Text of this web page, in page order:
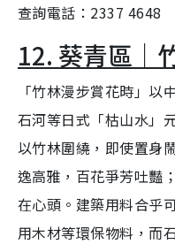
查詢電話：2337 4648
12. 葵青區｜
「竹林漫步賞花時」
石河等日式「枯山水」
以竹林圍繞，即使置身
逸高雅，百花爭芳吐豔
在心頭。建築用料合乎
用木材等環保物料，而